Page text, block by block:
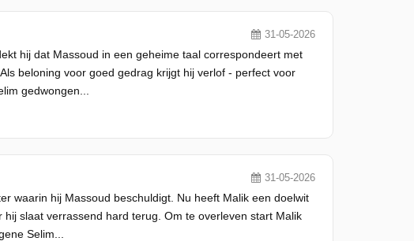
31-05-2026
hij dat Massoud in een geheime taal correspondeert met
beloning voor goed gedrag krijgt hij verlof - perfect voor
gedwongen...
31-05-2026
waarin hij Massoud beschuldigt. Nu heeft Malik een doelwit
slaat verrassend hard terug. Om te overleven start Malik
Selim...